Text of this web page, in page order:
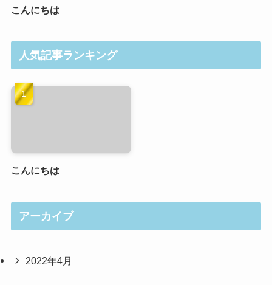
こんにちは
人気記事ランキング
こんにちは
アーカイブ
2022年4月